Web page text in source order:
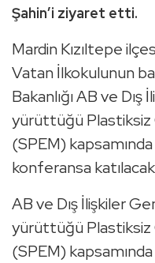
Şahin’i ziyaret etti.
Mardin Kızıltepe
Vatan İlkokulunun
Bakanlığı AB ve
yürüttüğü Plastiksiz
(SPEM)
konferansa
AB ve Dış İlişkiler
yürüttüğü Plastiksiz
(SPEM) kapsamında